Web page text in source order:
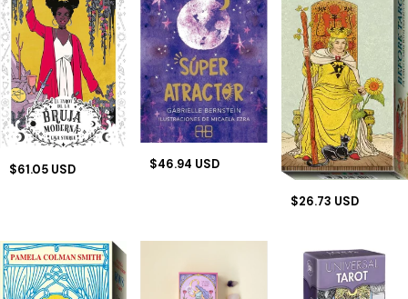
$61.05 USD $46.94 USD
$26.73 USD